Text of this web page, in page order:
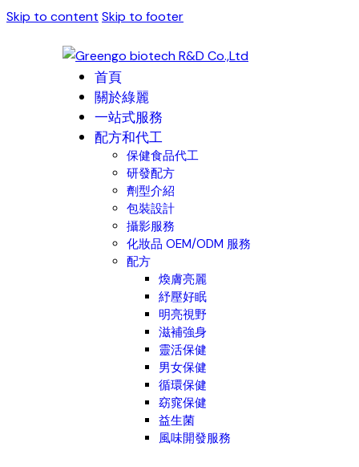
Skip to content Skip to footer
首頁
關於綠麗
一站式服務
配方和代工
保健食品代工
研發配方
劑型介紹
包裝設計
攝影服務
化妝品 OEM/ODM 服務
配方
煥膚亮麗
紓壓好眠
明亮視野
滋補強身
靈活保健
男女保健
循環保健
窈窕保健
益生菌
風味開發服務